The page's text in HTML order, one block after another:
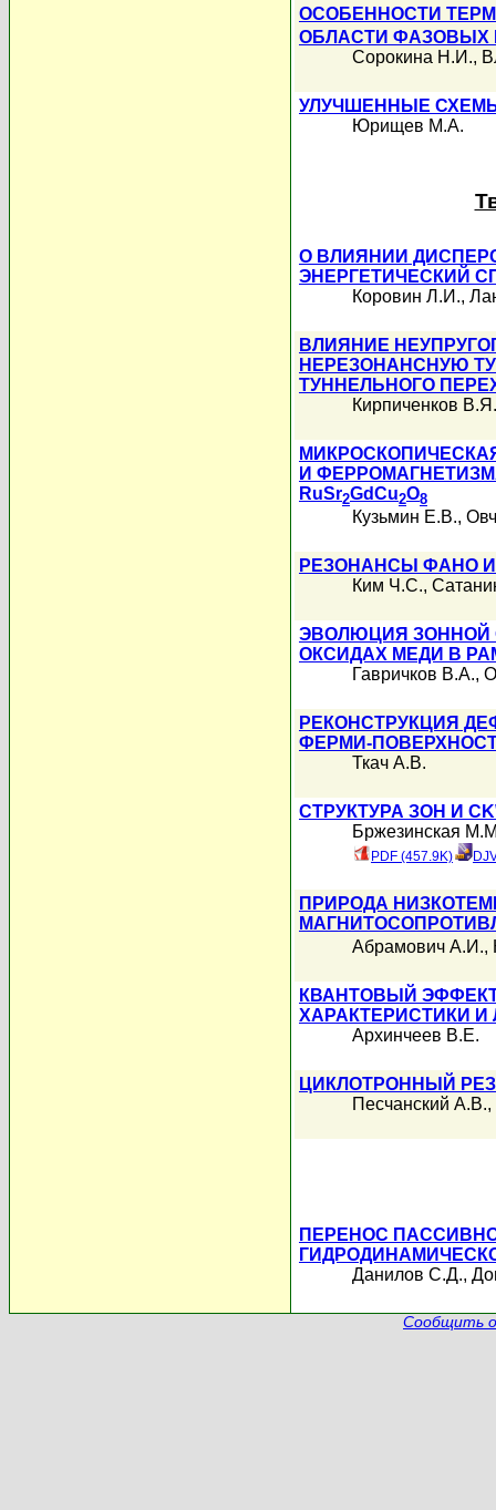
ОСОБЕННОСТИ
ОБЛАСТИ ФАЗОВЫХ
Сорокина Н.И.,
УЛУЧШЕННЫЕ
Юрищев М.А.
О ВЛИЯНИИ
ЭНЕРГЕТИЧЕСКИЙ
Коровин Л.И.,
ВЛИЯНИЕ
НЕРЕЗОНАНСНУЮ
ТУННЕЛЬНОГО
Кирпиченков В.Я.
И
RuSr2GdCu2O8
Кузьмин Е.В.,
РЕЗОНАНСЫ ФАНО И
Ким Ч.С.,
ЭВОЛЮЦИЯ ЗОННОЙ
ОКСИДАХ МЕДИ В
Гавричков В.А.,
РЕКОНСТРУКЦИЯ
ФЕРМИ-
Ткач А.В.
СТРУКТУРА ЗОН И
Бржезинская
PDF (457.9K)
ПРИРОДА
Абрамович А.И.,
КВАНТОВЫЙ
ХАРАКТЕРИСТИКИ
Архинчеев В.Е.
ЦИКЛОТРОННЫЙ
Песчанский А.В.,
ПЕРЕНОС
Данилов С.Д.,
Сообщить о